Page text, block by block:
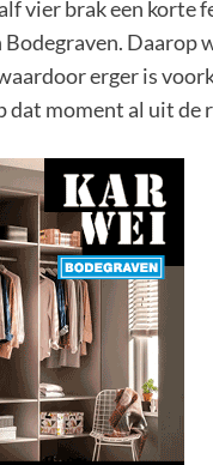
vier brak een korte
Daarop
erger is
dat moment al uit de